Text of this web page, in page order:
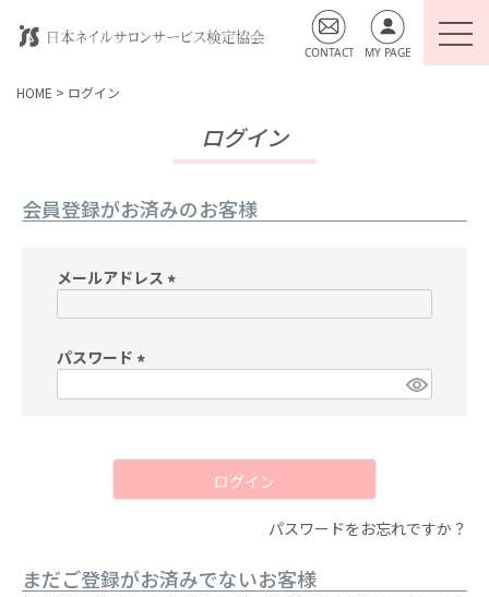
HOME ログイン
ログイン
会員登録がお済みのお客様
メールアドレス
パスワード
ログイン
パスワードをお忘れですか？
まだご登録がお済みでないお客様